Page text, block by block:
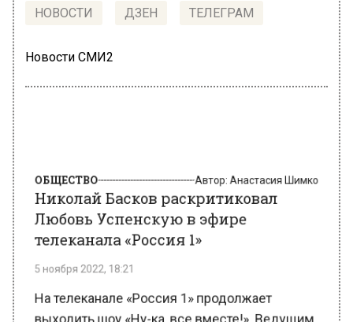
НОВОСТИ ДЗЕН ТЕЛЕГРАМ
Новости СМИ2
Любовь Успенскую в эфире
телеканала «Россия 1»
5 ноября 2022, 18:21
На телеканале «Россия 1» продолжает
проекта является эстрадный и оперный